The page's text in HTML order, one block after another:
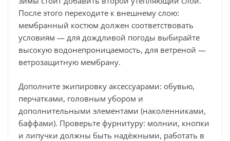
После этого переходите к внешнему слою:
мембранный костюм должен соответствовать
условиям — для дождливой погоды выбирайте
высокую водонепроницаемость, для ветреной —
ветрозащитную мембрану.
Дополните экипировку аксессуарами: обувью,
перчатками, головным убором и
дополнительными элементами (наколенниками,
баффами). Проверьте фурнитуру: молнии, кнопки
и липучки должны быть надёжными, работать в